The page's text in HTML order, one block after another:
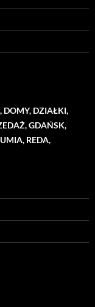
DOMY, DZIAŁKI,
GDAŃSK,
REDA,